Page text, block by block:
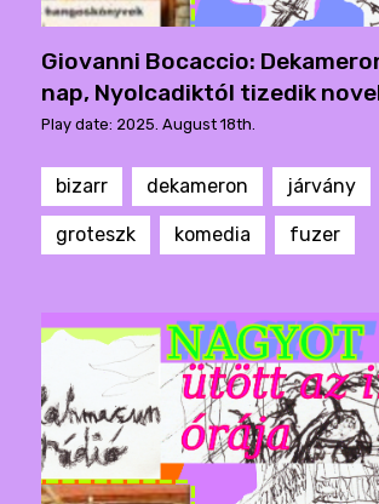
Giovanni Bocaccio:
nap, Nyolcadiktól tizedik
Play date: 2025. August 18th.
bizarr dekameron járvány
groteszk komedia fuzer